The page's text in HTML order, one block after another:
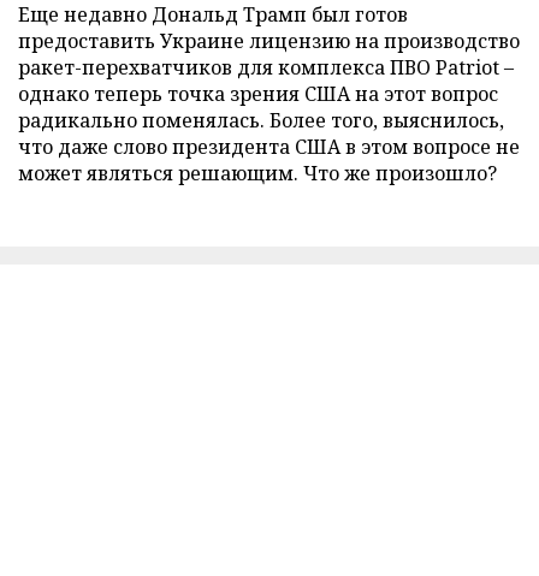
Еще недавно Дональд Трамп был готов
предоставить Украине лицензию на производство
ракет-перехватчиков для комплекса ПВО Patriot –
однако теперь точка зрения США на этот вопрос
радикально поменялась. Более того, выяснилось,
что даже слово президента США в этом вопросе не
может являться решающим. Что же произошло?